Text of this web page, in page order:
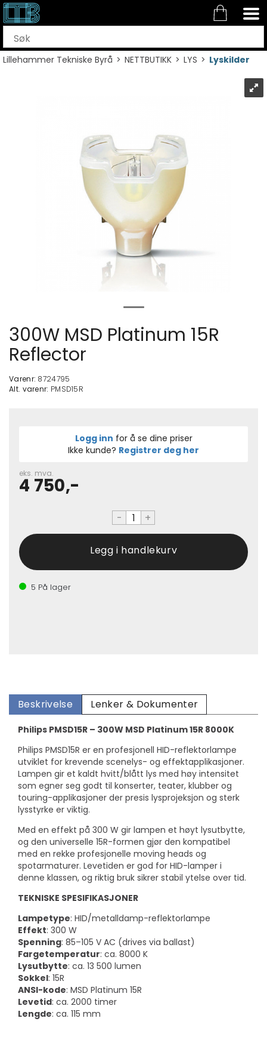
Lillehammer Tekniske Byrå>NETTBUTIKK>LYS>Lyskilder
300W MSD Platinum 15R
Reflector
Varenr: 8724795
Alt. varenr: PMSD15R
Logg inn for å se dine priser
Ikke kunde? Registrer deg her
eks. mva.
4 750,-
- +
5 På lager
Beskrivelse Lenker & Dokumenter
Philips PMSD15R – 300W MSD Platinum 15R 8000K
Philips PMSD15R er en profesjonell HID-reflektorlampe
utviklet for krevende scenelys- og effektapplikasjoner.
Lampen gir et kaldt hvitt/blått lys med høy intensitet
som egner seg godt til konserter, teater, klubber og
touring-applikasjoner der presis lysprojeksjon og sterk
lysstyrke er viktig.
Med en effekt på 300 W gir lampen et høyt lysutbytte,
og den universelle 15R-formen gjør den kompatibel
med en rekke profesjonelle moving heads og
spotarmaturer. Levetiden er god for HID-lamper i
denne klassen, og riktig bruk sikrer stabil ytelse over tid.
TEKNISKE SPESIFIKASJONER
Lampetype: HID/metalldamp-reflektorlampe
Effekt: 300 W
Spenning: 85–105 V AC (drives via ballast)
Fargetemperatur: ca. 8000 K
Lysutbytte: ca. 13 500 lumen
Sokkel: 15R
ANSI-kode: MSD Platinum 15R
Levetid: ca. 2000 timer
Lengde: ca. 115 mm